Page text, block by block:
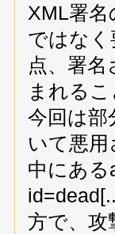
XML署
ではな
点、署
まれる
今回は部
いて悪
中にある
方で、攻